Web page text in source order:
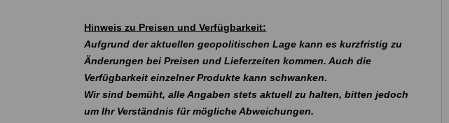
Hinweis zu Preisen und Verfügbarkeit:
Aufgrund der aktuellen geopolitischen Lage kann es kurzfristig zu
Änderungen bei Preisen und Lieferzeiten kommen. Auch die
Verfügbarkeit einzelner Produkte kann schwanken.
Wir sind bemüht, alle Angaben stets aktuell zu halten, bitten jedoch
um Ihr Verständnis für mögliche Abweichungen.